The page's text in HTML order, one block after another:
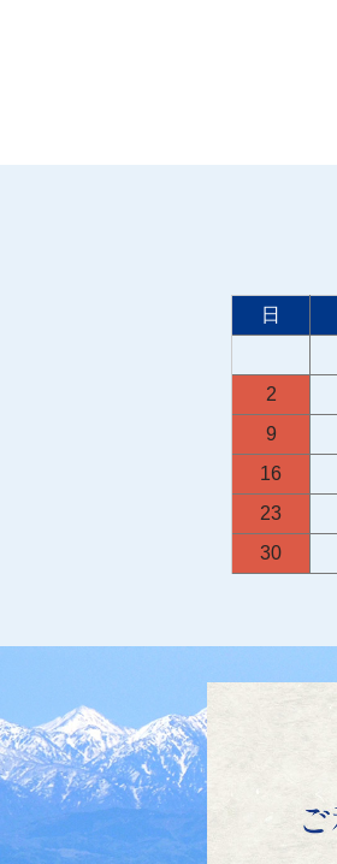
日
2
9
16
23
30